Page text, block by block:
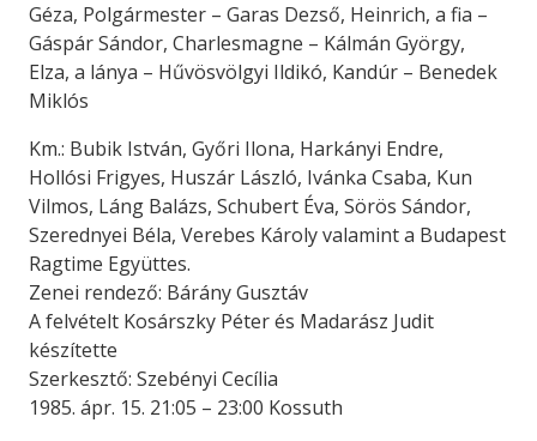
Géza, Polgármester – Garas Dezső, Heinrich, a fia –
Gáspár Sándor, Charlesmagne – Kálmán György,
Elza, a lánya – Hűvösvölgyi Ildikó, Kandúr – Benedek
Miklós
Km.: Bubik István, Győri Ilona, Harkányi Endre,
Hollósi Frigyes, Huszár László, Ivánka Csaba, Kun
Vilmos, Láng Balázs, Schubert Éva, Sörös Sándor,
Szerednyei Béla, Verebes Károly valamint a Budapest
Ragtime Együttes.
Zenei rendező: Bárány Gusztáv
A felvételt Kosárszky Péter és Madarász Judit
készítette
Szerkesztő: Szebényi Cecília
1985. ápr. 15. 21:05 – 23:00 Kossuth